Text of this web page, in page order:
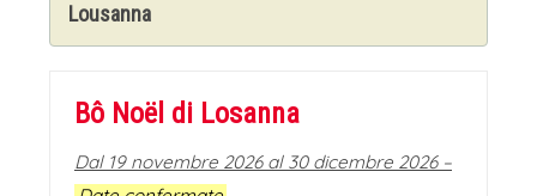
Lousanna
Bô Noël di Losanna
Dal 19 novembre 2026 al 30 dicembre 2026 –